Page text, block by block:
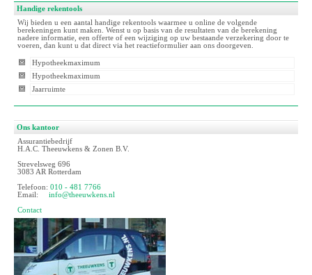
Handige rekentools
Wij bieden u een aantal handige rekentools waarmee u online de volgende
berekeningen kunt maken. Wenst u op basis van de resultaten van de berekening
nadere informatie, een offerte of een wijziging op uw bestaande verzekering door te
voeren, dan kunt u dat direct via het reactieformulier aan ons doorgeven.
Hypotheekmaximum
Hypotheekmaximum
Jaarruimte
Ons kantoor
Assurantiebedrijf
H.A.C. Theeuwkens & Zonen B.V.
Strevelsweg 696
3083 AR Rotterdam
Telefoon: 010 - 481 7766
Email: info@theeuwkens.nl
Contact